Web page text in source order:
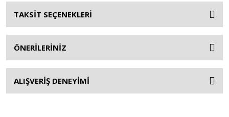
TAKSİT SEÇENEKLERİ
ÖNERİLERİNİZ
ALIŞVERİŞ DENEYİMİ